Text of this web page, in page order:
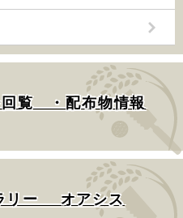
覧 ・配布物情報
リー オアシス